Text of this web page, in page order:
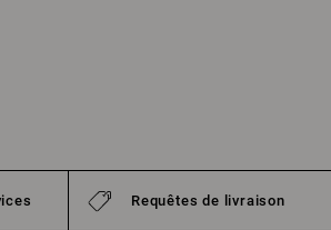
Requêtes de livraison